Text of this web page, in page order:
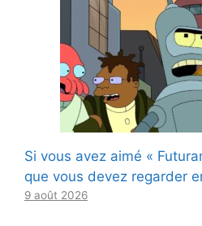
Si vous avez aimé «
que vous devez regarder
9 août 2026